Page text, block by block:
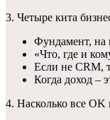
3. Четыре кита
Фундамент, на
«Что, где и
Если не CRM,
Когда доход –
4. Насколько все